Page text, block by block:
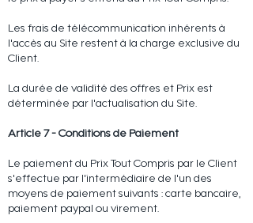
Les frais de télécommunication inhérents à
l'accès au Site restent à la charge exclusive du
Client.
La durée de validité des offres et Prix est
déterminée par l'actualisation du Site.
Article 7 - Conditions de Paiement
Le paiement du Prix Tout Compris par le Client
s'effectue par l'intermédiaire de l'un des
moyens de paiement suivants : carte bancaire,
paiement paypal ou virement.